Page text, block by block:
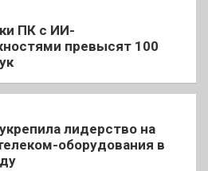
ПК с ИИ-
превысят 100
лидерство на
оборудования в